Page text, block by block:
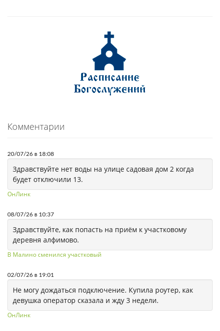
Комментарии
20/07/26 в 18:08
Здравствуйте нет воды на улице садовая дом 2 когда
будет отключили 13.
ОнЛинк
08/07/26 в 10:37
Здравствуйте, как попасть на приём к участковому
деревня алфимово.
В Малино сменился участковый
02/07/26 в 19:01
Не могу дождаться подключение. Купила роутер, как
девушка оператор сказала и жду 3 недели.
ОнЛинк